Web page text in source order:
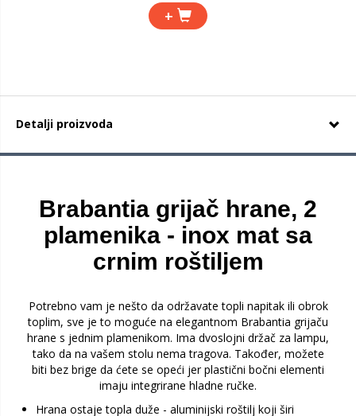
+
Detalji proizvoda
Brabantia grijač hrane, 2
plamenika - inox mat sa
crnim roštiljem
Potrebno vam je nešto da održavate topli napitak ili obrok
toplim, sve je to moguće na elegantnom Brabantia grijaču
hrane s jednim plamenikom. Ima dvoslojni držač za lampu,
tako da na vašem stolu nema tragova. Također, možete
biti bez brige da ćete se opeći jer plastični bočni elementi
imaju integrirane hladne ručke.
Hrana ostaje topla duže - aluminijski roštilj koji širi